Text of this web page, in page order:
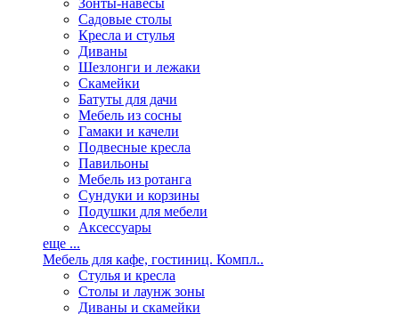
Зонты-навесы
Садовые столы
Кресла и стулья
Диваны
Шезлонги и лежаки
Скамейки
Батуты для дачи
Мебель из сосны
Гамаки и качели
Подвесные кресла
Павильоны
Мебель из ротанга
Сундуки и корзины
Подушки для мебели
Аксессуары
еще ...
Мебель для кафе, гостиниц. Компл..
Стулья и кресла
Столы и лаунж зоны
Диваны и скамейки